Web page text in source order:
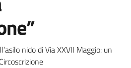
notizia
nido di Via XXVII Maggio: un